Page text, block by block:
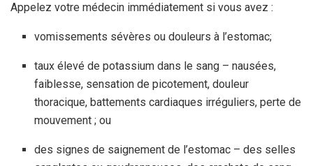
Appelez votre médecin immédiatement si vous avez :
vomissements sévères ou douleurs à l’estomac;
taux élevé de potassium dans le sang – nausées,
faiblesse, sensation de picotement, douleur
thoracique, battements cardiaques irréguliers, perte de
mouvement ; ou
des signes de saignement de l’estomac – des selles